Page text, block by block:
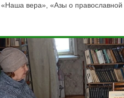
вера», «Азы о православной